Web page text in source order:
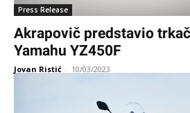
Press Release
Akrapovič predstavio
Yamahu YZ450F
Jovan Ristić - 10/03/2023